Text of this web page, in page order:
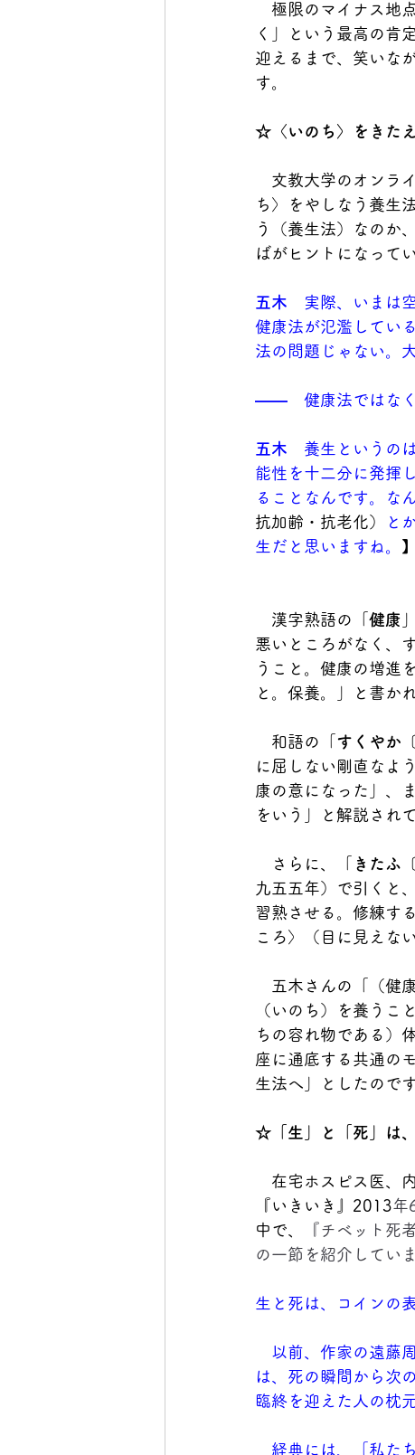
極限のマイナス地
く」という最高の肯
迎えるまで、笑いな
す。
☆ 〈いのち〉をきた
文教大学のオンラ
ち〉をやしなう養生
う（養生法）なのか
ばがヒントになって
五木 実際、いまは
健康法が氾濫してい
法の問題じゃない。
―― 健康法ではなく
五木 養生というの
能性を十二分に発揮
ることなんです。な
抗加齢・抗老化）
と
生だと思いますね。 】
漢字熟語の「 健康
悪いところがなく、
うこと。健康の増進
と。保養。」と書か
和語の「 すくやか
に屈しない剛直なよ
康の意になった」、
をいう」と解説され
さらに、「 きたふ
九五五年）で引くと
習熟させる。修練す
ころ〉（目に見えな
五木さんの「（健
（いのち）を養うこ
ちの容れ物である）
座に通底する共通の
生法へ」としたのです
☆ 「生」と「死」は
在宅ホスピス医、
『いきいき』2013年
中で、
『チベット死
の一節を紹介していま
生と死は、コインの
以前、作家の遠藤
は、死の瞬間から次
臨終を迎えた人の枕
経典には、「私た